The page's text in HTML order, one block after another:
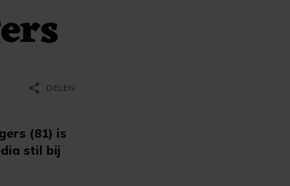
(81) is
stil bij
share DELEN